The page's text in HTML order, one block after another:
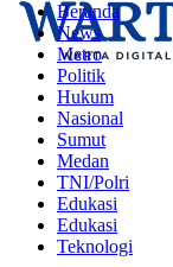
Beranda
News
Metro
Politik
Hukum
Nasional
Sumut
Medan
TNI/Polri
Edukasi
Edukasi
Teknologi